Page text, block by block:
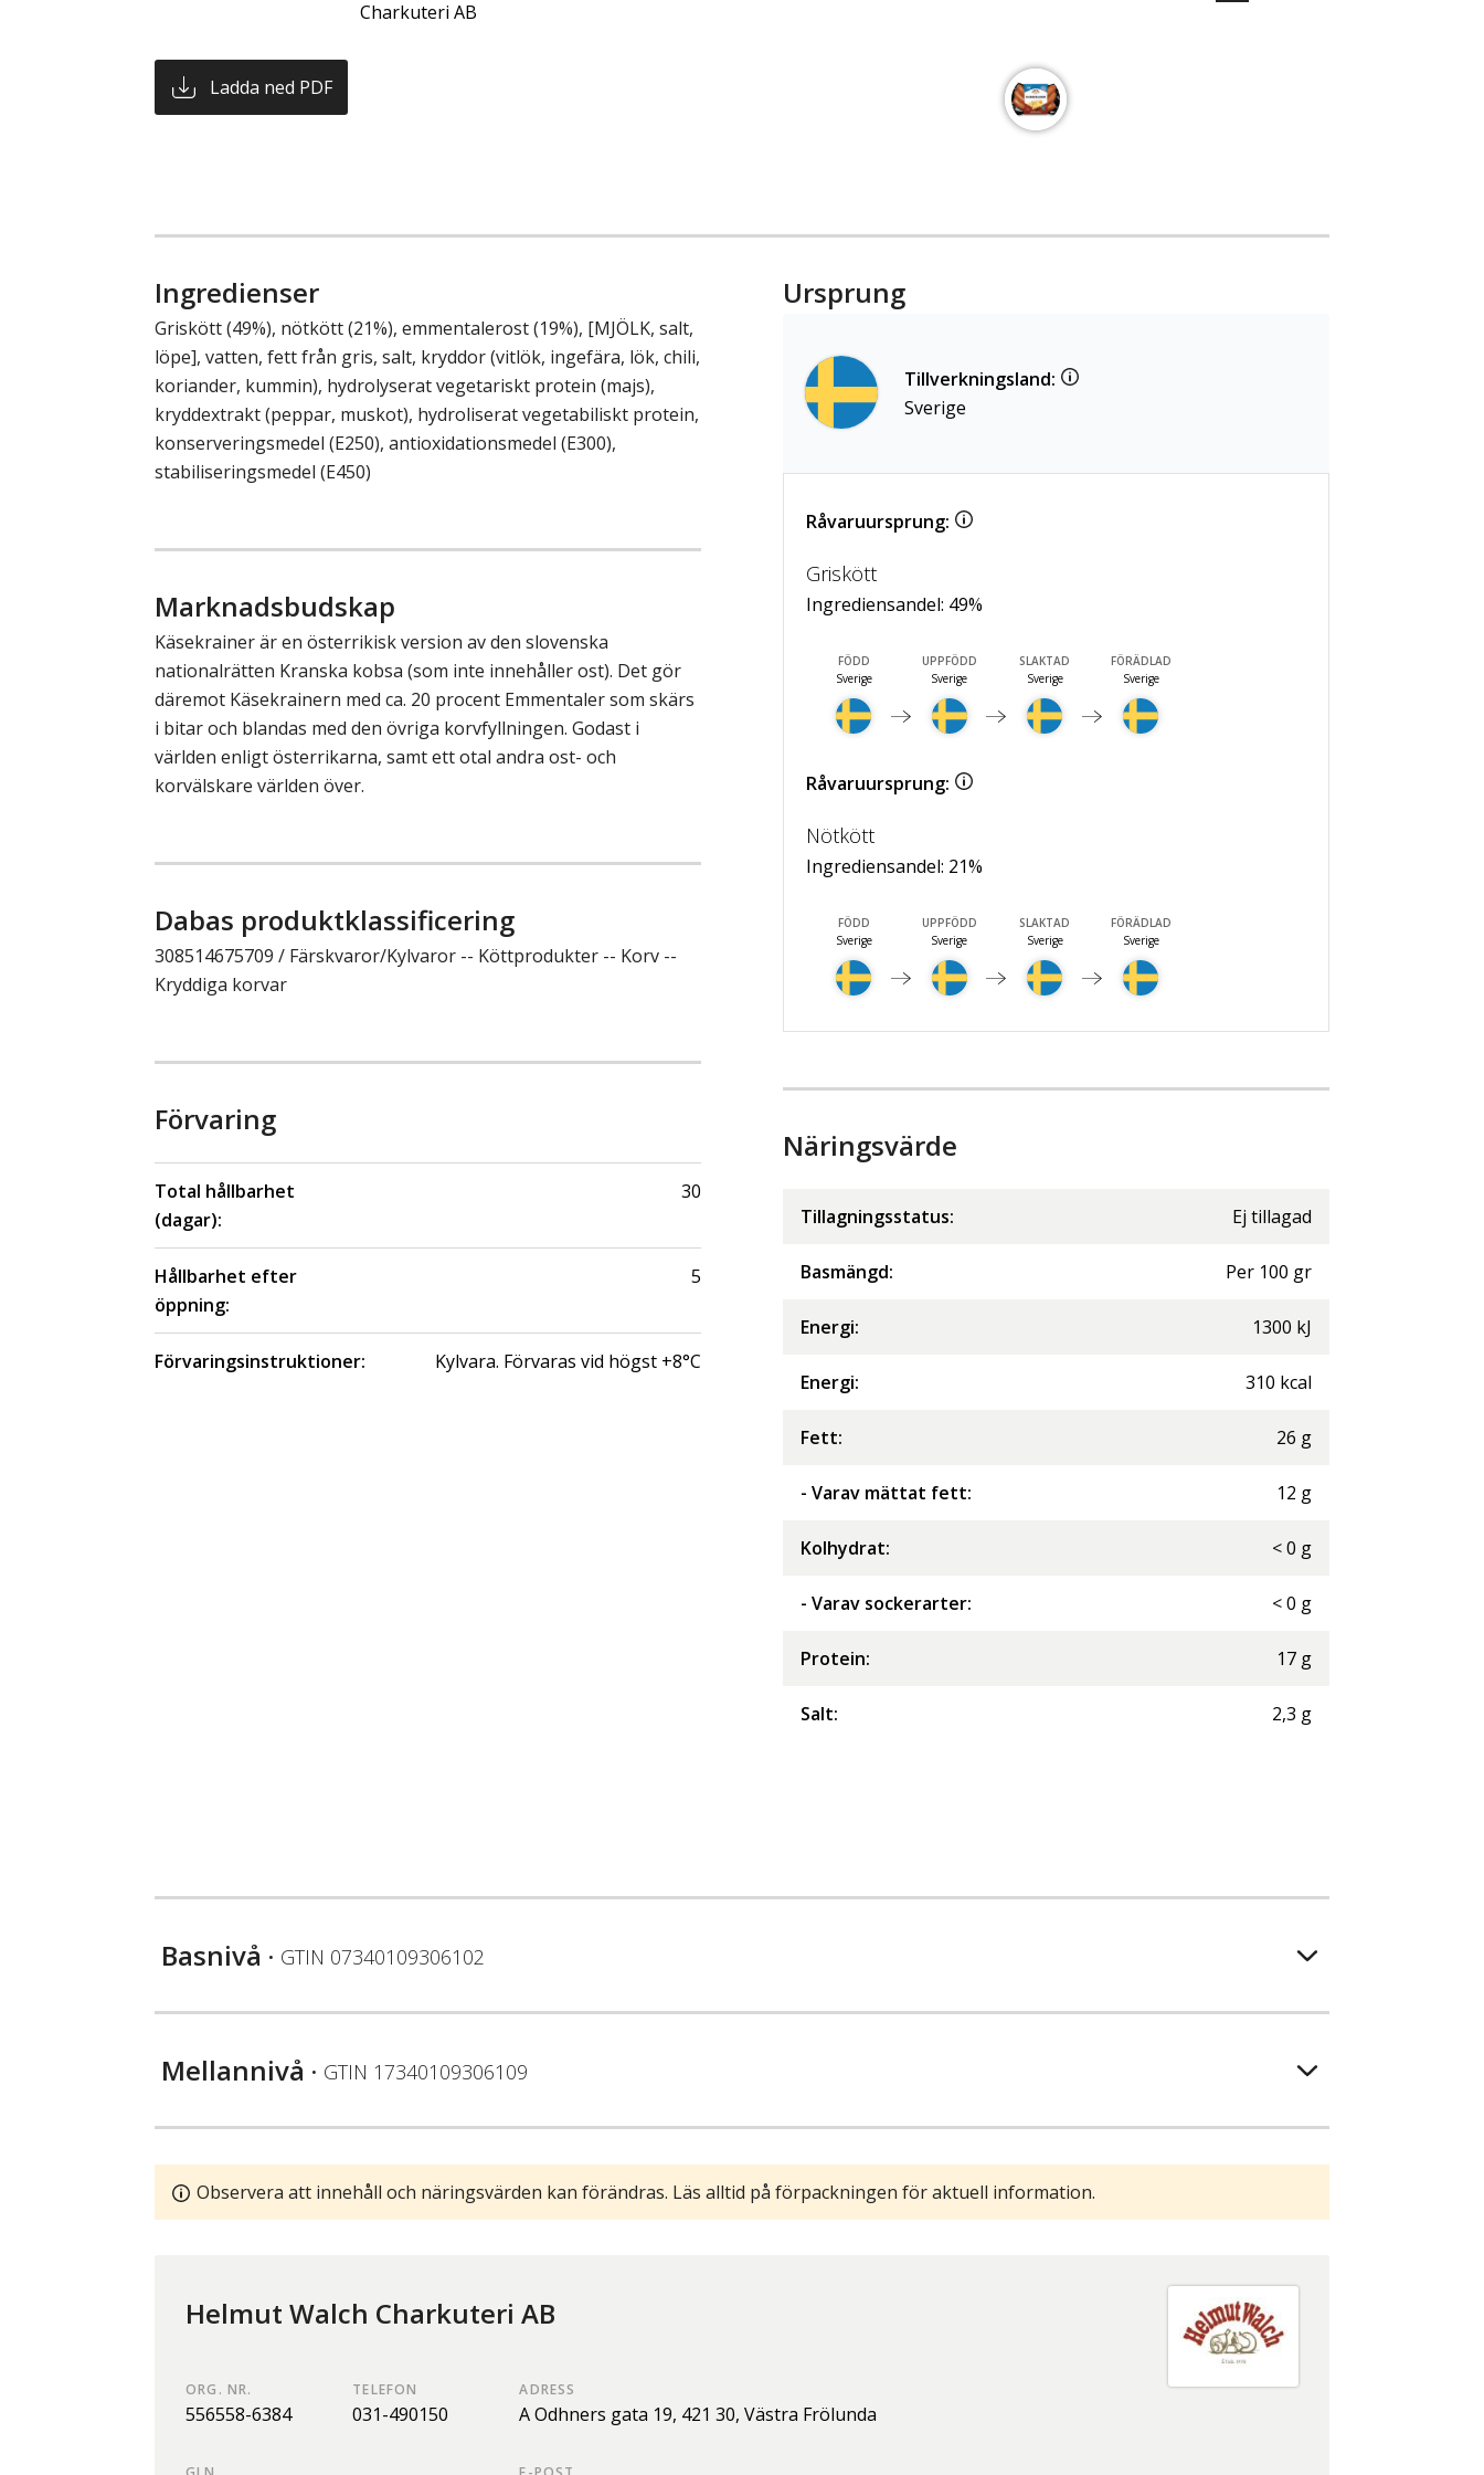
Charkuteri AB
Ladda ned PDF
Ingredienser
Griskött (49%), nötkött (21%), emmentalerost (19%), [MJÖLK, salt,
löpe], vatten, fett från gris, salt, kryddor (vitlök, ingefära, lök, chili,
koriander, kummin), hydrolyserat vegetariskt protein (majs),
kryddextrakt (peppar, muskot), hydroliserat vegetabiliskt protein,
konserveringsmedel (E250), antioxidationsmedel (E300),
stabiliseringsmedel (E450)
Marknadsbudskap
Käsekrainer är en österrikisk version av den slovenska
nationalrätten Kranska kobsa (som inte innehåller ost). Det gör
däremot Käsekrainern med ca. 20 procent Emmentaler som skärs
i bitar och blandas med den övriga korvfyllningen. Godast i
världen enligt österrikarna, samt ett otal andra ost- och
korvälskare världen över.
Dabas produktklassificering
308514675709 / Färskvaror/Kylvaror -- Köttprodukter -- Korv --
Kryddiga korvar
Förvaring
Total hållbarhet
(dagar):
30
Hållbarhet efter
öppning:
5
Förvaringsinstruktioner: Kylvara. Förvaras vid högst +8°C
Ursprung
Tillverkningsland:
Sverige
Råvaruursprung:
Griskött
Ingrediensandel: 49%
FÖDD
Sverige
UPPFÖDD
Sverige
SLAKTAD
Sverige
FÖRÄDLAD
Sverige
Råvaruursprung:
Nötkött
Ingrediensandel: 21%
FÖDD
Sverige
UPPFÖDD
Sverige
SLAKTAD
Sverige
FÖRÄDLAD
Sverige
Näringsvärde
Tillagningsstatus: Ej tillagad
Basmängd: Per 100 gr
Energi: 1300 kJ
Energi: 310 kcal
Fett: 26 g
- Varav mättat fett: 12 g
Kolhydrat: <0 g
- Varav sockerarter: <0 g
Protein: 17 g
Salt: 2,3 g
Basnivå • GTIN 07340109306102
Mellannivå • GTIN 17340109306109
Observera att innehåll och näringsvärden kan förändras. Läs alltid på förpackningen för aktuell information.
Helmut Walch Charkuteri AB
ORG. NR.
556558-6384
TELEFON
031-490150
ADRESS
A Odhners gata 19, 421 30,Västra Frölunda